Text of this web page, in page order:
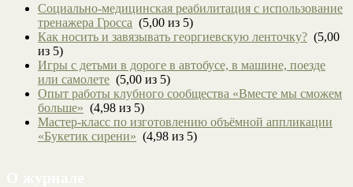
Социально-медицинская реабилитация с использование
тренажера Гросса (5,00 из 5)
Как носить и завязывать георгиевскую ленточку? (5,00
из 5)
Игры с детьми в дороге в автобусе, в машине, поезде
или самолете (5,00 из 5)
Опыт работы клубного сообщества «Вместе мы сможем
больше» (4,98 из 5)
Мастер-класс по изготовлению объёмной аппликации
«Букетик сирени» (4,98 из 5)